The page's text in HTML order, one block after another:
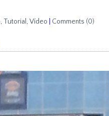
, Tutorial , Vídeo Comments (0)